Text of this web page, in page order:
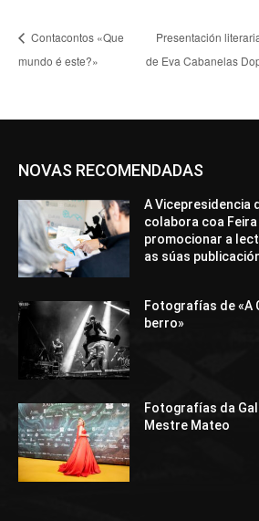
Contacontos «Que
mundo é este?»
Presentación
de Eva Cabanelas
NOVAS RECOMENDADAS
A Vicepresidencia
colabora coa
promocionar a
as súas
Fotografías de «A
berro»
Fotografías da
Mestre Mateo